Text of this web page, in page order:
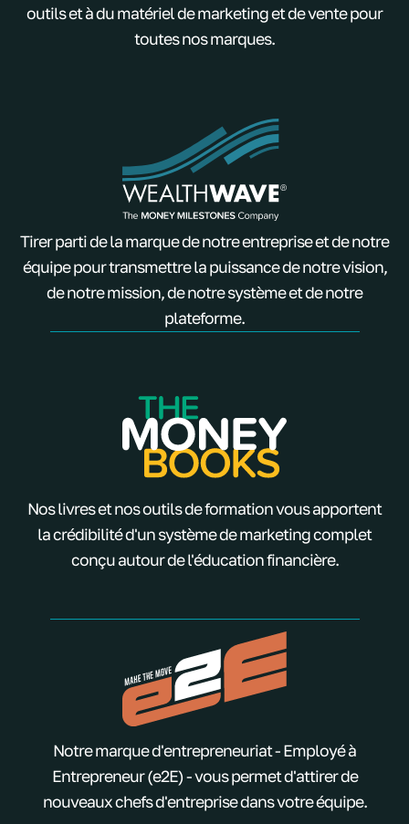
outils et à du matériel de marketing et de vente pour
toutes nos marques.
Tirer parti de la marque de notre entreprise et de notre
équipe pour transmettre la puissance de notre vision,
de notre mission, de notre système et de notre
plateforme.
Nos livres et nos outils de formation vous apportent
la crédibilité d'un système de marketing complet
conçu autour de l'éducation financière.
Notre marque d'entrepreneuriat - Employé à
Entrepreneur (e2E) - vous permet d'attirer de
nouveaux chefs d'entreprise dans votre équipe.